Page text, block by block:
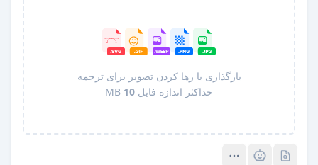
بارگذاری یا رها کردن تصویر برای ترجمه
حداکثر اندازه فایل 10